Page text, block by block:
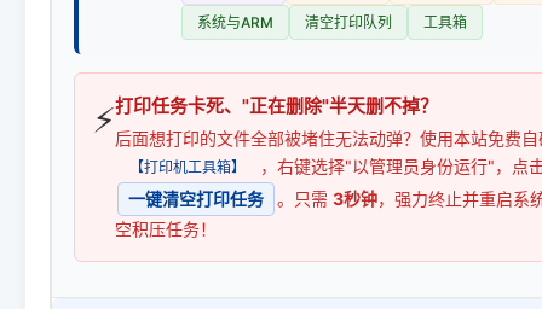
系统与ARM
清空打印队列 工具箱
⚡打印任务卡死、"正在删除"半天删不掉？
后面想打印的文件全部被堵住无法动弹？使用本站免费
【打印机工具箱】
，右键选择"以管理员身份运行"，点
一键清空打印任务
。只需 3秒钟，强力终止并重启系
空积压任务！